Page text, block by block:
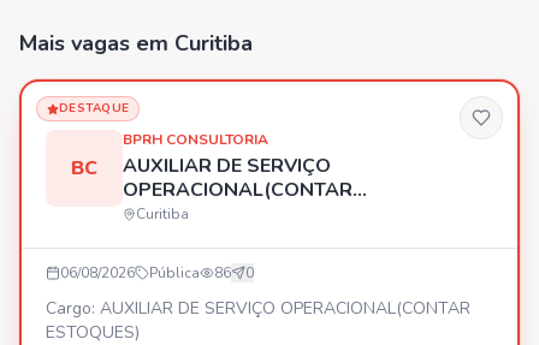
Mais vagas em Curitiba
DESTAQUE
BC
BPRH CONSULTORIA
AUXILIAR DE SERVIÇO
OPERACIONAL(CONTAR
ESTOQUES)
Curitiba
06/08/2026 Pública 86 0
Cargo: AUXILIAR DE SERVIÇO OPERACIONAL(CONTAR
ESTOQUES)